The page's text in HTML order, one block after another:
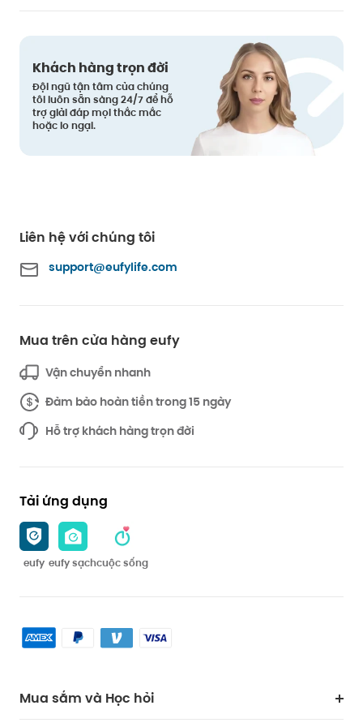
Khách hàng trọn đời
Đội ngũ tận tâm của chúng
tôi luôn sẵn sàng 24/7 để hỗ
trợ giải đáp mọi thắc mắc
hoặc lo ngại.
Liên hệ với chúng tôi
support@eufylife.com
Mua trên cửa hàng eufy
Vận chuyển nhanh
Đảm bảo hoàn tiền trong 15 ngày
Hỗ trợ khách hàng trọn đời
Tải ứng dụng
eufy eufy sạchcuộc sống
Mua sắm và Học hỏi